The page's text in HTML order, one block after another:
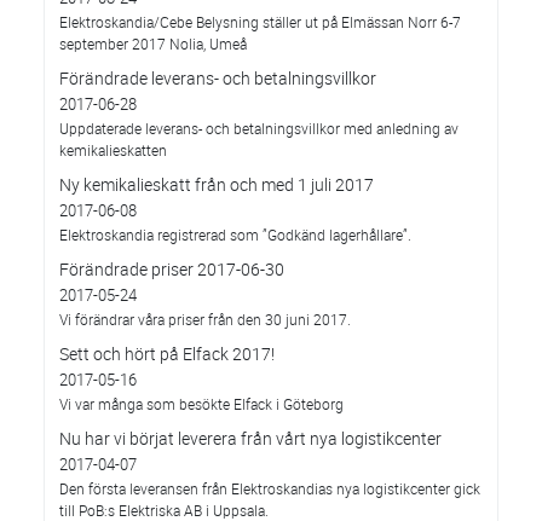
Elektroskandia/Cebe Belysning ställer ut på Elmässan Norr 6-7
september 2017 Nolia, Umeå
Förändrade leverans- och betalningsvillkor
2017-06-28
Uppdaterade leverans- och betalningsvillkor med anledning av
kemikalieskatten
Ny kemikalieskatt från och med 1 juli 2017
2017-06-08
Elektroskandia registrerad som ”Godkänd lagerhållare”.
Förändrade priser 2017-06-30
2017-05-24
Vi förändrar våra priser från den 30 juni 2017.
Sett och hört på Elfack 2017!
2017-05-16
Vi var många som besökte Elfack i Göteborg
Nu har vi börjat leverera från vårt nya logistikcenter
2017-04-07
Den första leveransen från Elektroskandias nya logistikcenter gick
till PoB:s Elektriska AB i Uppsala.